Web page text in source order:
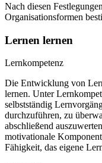
Nach diesen
Organisationsformen
Lernen lernen
Lernkompetenz
Die Entwicklung von
lernen. Unter
selbstständig
durchzuführen, zu
abschließend
motivationale
Fähigkeit, das eigene